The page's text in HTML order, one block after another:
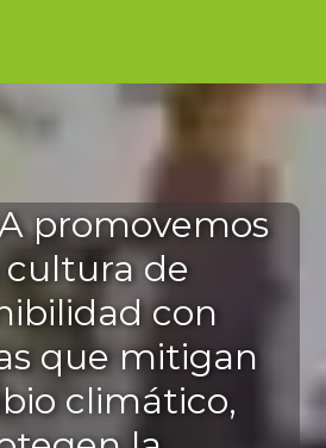
promovemos
cultura de
con
que mitigan
climático,